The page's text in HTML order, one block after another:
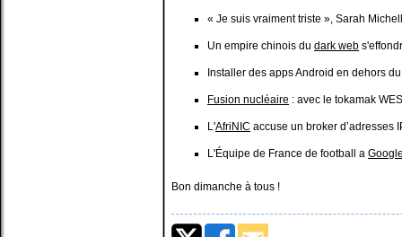
« Je suis vraiment triste », Sarah
Un empire chinois du dark web
Installer des apps Android en dehors
Fusion nucléaire : avec le tokamak
L'AfriNIC accuse un broker d’adresses
L'Équipe de France de football a
Bon dimanche à tous !